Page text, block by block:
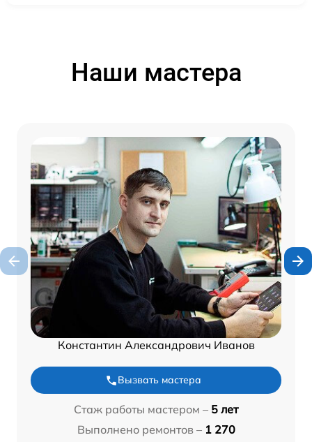
Наши мастера
Константин Александрович Иванов
Вызвать мастера
Стаж работы мастером – 5 лет
Выполнено ремонтов – 1 270